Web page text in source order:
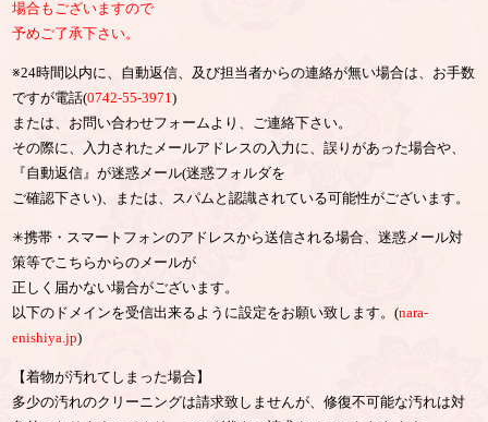
場合もございますので
予めご了承下さい。
※24時間以内に、自動返信、及び担当者からの連絡が無い場合は、お手数
ですが電話(0742-55-3971)
または、お問い合わせフォームより、ご連絡下さい。
その際に、入力されたメールアドレスの入力に、誤りがあった場合や、
『自動返信』が迷惑メール(迷惑フォルダを
ご確認下さい)、または、スパムと認識されている可能性がございます。
✳︎携帯・スマートフォンのアドレスから送信される場合、迷惑メール対
策等でこちらからのメールが
正しく届かない場合がございます。
以下のドメインを受信出来るように設定をお願い致します。(nara-
enishiya.jp)
【着物が汚れてしまった場合】
多少の汚れのクリーニングは請求致しませんが、修復不可能な汚れは対